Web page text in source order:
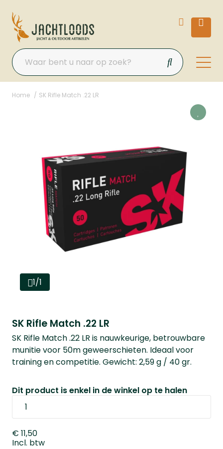
Home SK Rifle Match .22 LR
1/1
SK Rifle Match .22 LR
SK Rifle Match .22 LR is nauwkeurige, betrouwbare
munitie voor 50m geweerschieten. Ideaal voor
training en competitie. Gewicht: 2,59 g / 40 gr.
Dit product is enkel in de winkel op te halen
€ 11,50
Incl. btw